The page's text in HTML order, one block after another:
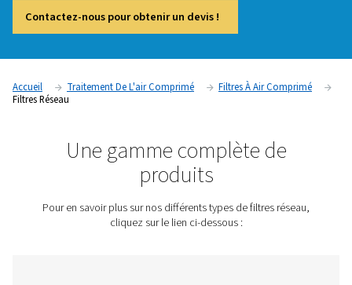
Les filtres de ligne sont des composants essentiels des
comprimé, conçus pour éliminer les contaminants tels que
l’équipement en aval, réduire l’efficacité et compromettre
produit. En utilisant des filtres de ligne de haute qualité, les
peuvent garantir un air comprimé propre, sec et fiable pour
Contactez-nous pour obtenir un devis !